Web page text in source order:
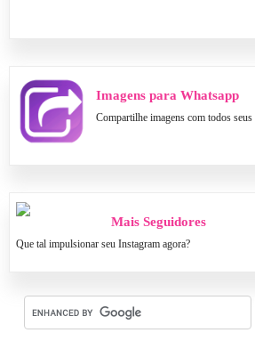
Imagens para Whatsapp
Compartilhe imagens com todos
Mais Seguidores
Que tal impulsionar seu Instagram agora?